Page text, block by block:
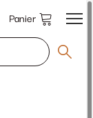
Panier